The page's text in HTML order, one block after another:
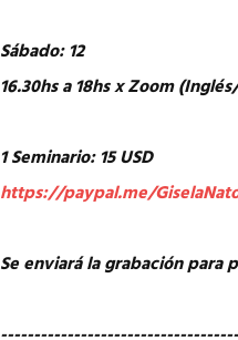
Sábado: 12
16.30hs a 18hs x Zoom
1 Seminario: 15 USD
https://paypal.me/
Se enviará la grabación para